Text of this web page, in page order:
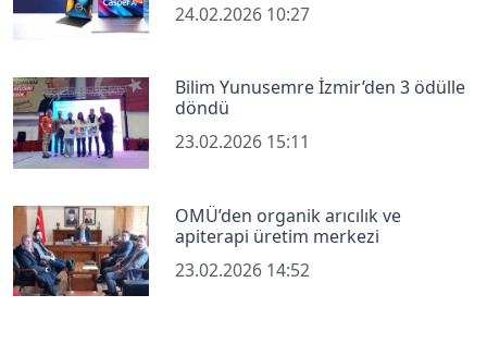
24.02.2026 10:27
Bilim Yunusemre İzmir’den 3 ödülle
döndü
23.02.2026 15:11
OMÜ’den organik arıcılık ve
apiterapi üretim merkezi
23.02.2026 14:52